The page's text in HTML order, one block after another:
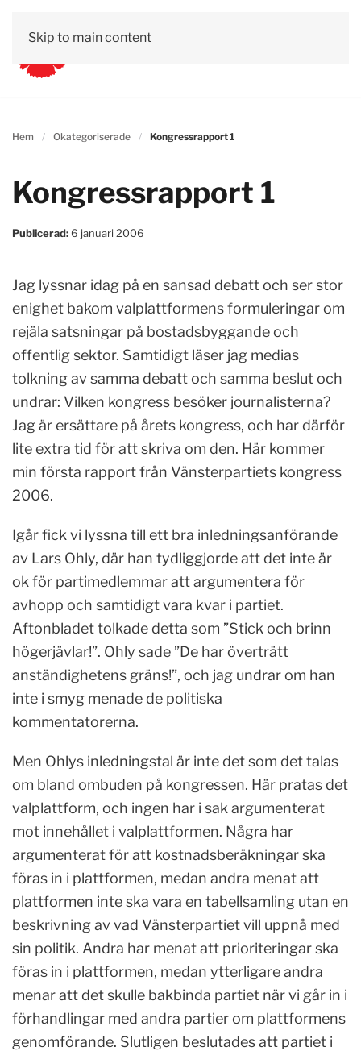
Skip to main content
Hem Okategoriserade Kongressrapport 1
Kongressrapport 1
Publicerad:6 januari 2006
Jag lyssnar idag på en sansad debatt och ser stor
enighet bakom valplattformens formuleringar om
rejäla satsningar på bostadsbyggande och
offentlig sektor. Samtidigt läser jag medias
tolkning av samma debatt och samma beslut och
undrar: Vilken kongress besöker journalisterna?
Jag är ersättare på årets kongress, och har därför
lite extra tid för att skriva om den. Här kommer
min första rapport från Vänsterpartiets kongress
2006.
Igår fick vi lyssna till ett bra inledningsanförande
av Lars Ohly, där han tydliggjorde att det inte är
ok för partimedlemmar att argumentera för
avhopp och samtidigt vara kvar i partiet.
Aftonbladet tolkade detta som ”Stick och brinn
högerjävlar!”. Ohly sade ”De har överträtt
anständighetens gräns!”, och jag undrar om han
inte i smyg menade de politiska
kommentatorerna.
Men Ohlys inledningstal är inte det som det talas
om bland ombuden på kongressen. Här pratas det
valplattform, och ingen har i sak argumenterat
mot innehållet i valplattformen. Några har
argumenterat för att kostnadsberäkningar ska
föras in i plattformen, medan andra menat att
plattformen inte ska vara en tabellsamling utan en
beskrivning av vad Vänsterpartiet vill uppnå med
sin politik. Andra har menat att prioriteringar ska
föras in i plattformen, medan ytterligare andra
menar att det skulle bakbinda partiet när vi går in i
förhandlingar med andra partier om plattformens
genomförande. Slutligen beslutades att partiet i